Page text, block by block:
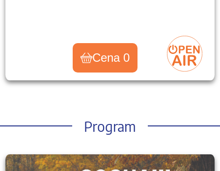
Cena 0
Program